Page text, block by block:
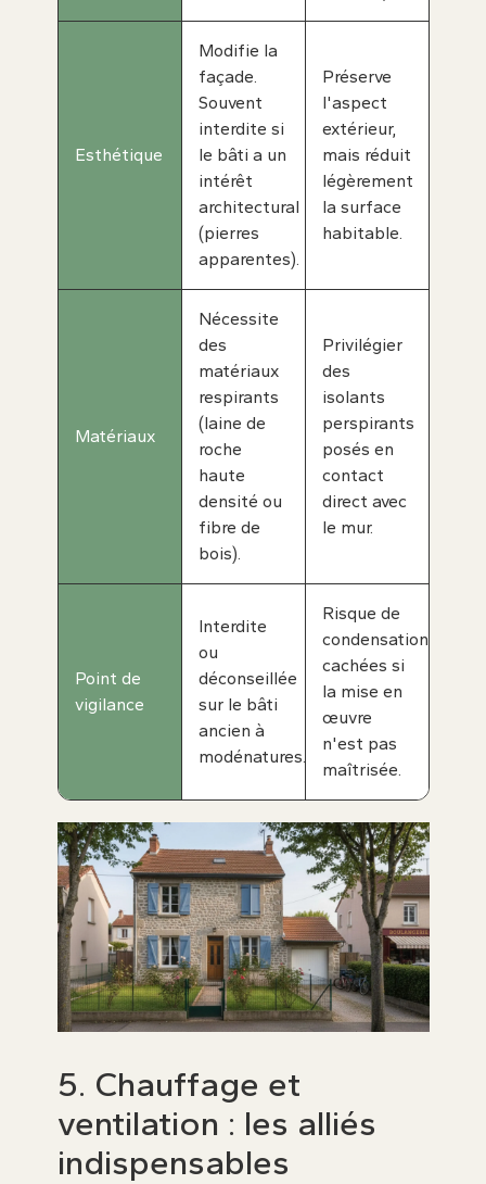
Esthétique
Modifie la
façade.
Souvent
interdite si
le bâti a un
intérêt
architectural
(pierres
apparentes).
Préserve
l'aspect
extérieur,
mais réduit
légèrement
la surface
habitable.
Matériaux
Nécessite
des
matériaux
respirants
(laine de
roche
haute
densité ou
fibre de
bois).
Privilégier
des
isolants
perspirants
posés en
contact
direct avec
le mur.
Point de
vigilance
Interdite
ou
déconseillée
sur le bâti
ancien à
modénatures.
Risque de
condensations
cachées si
la mise en
œuvre
n'est pas
maîtrisée.
5. Chauffage et
ventilation : les alliés
indispensables